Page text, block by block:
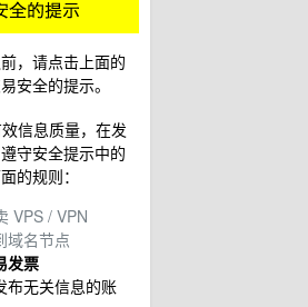
，请点击上面的
安全的提示。
信息质量，在发
守安全提示中的
的规则：
VPS / VPN
域名节点
发票
布无关信息的账